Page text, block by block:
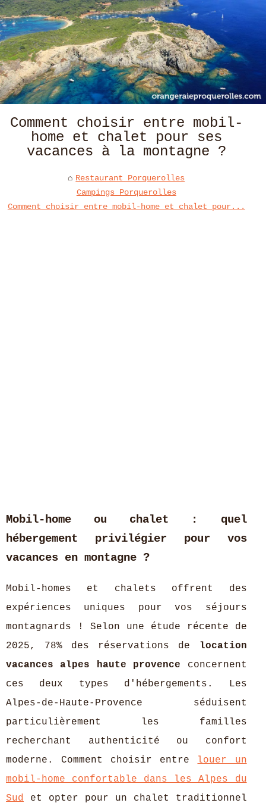
Comment choisir entre mobil-
home et chalet pour ses
vacances à la montagne ?
Restaurant Porquerolles
Campings Porquerolles
Comment choisir entre mobil-home et chalet pour...
Mobil-home ou chalet : quel
hébergement privilégier pour vos
vacances en montagne ?
Mobil-homes et chalets offrent des
expériences uniques pour vos séjours
montagnards ! Selon une étude récente de
2025, 78% des réservations de location
vacances alpes haute provence concernent
ces deux types d'hébergements. Les
Alpes-de-Haute-Provence séduisent
particulièrement les familles
recherchant authenticité ou confort
moderne. Comment choisir entre louer un
mobil-home confortable dans les Alpes du
Sud et opter pour un chalet traditionnel